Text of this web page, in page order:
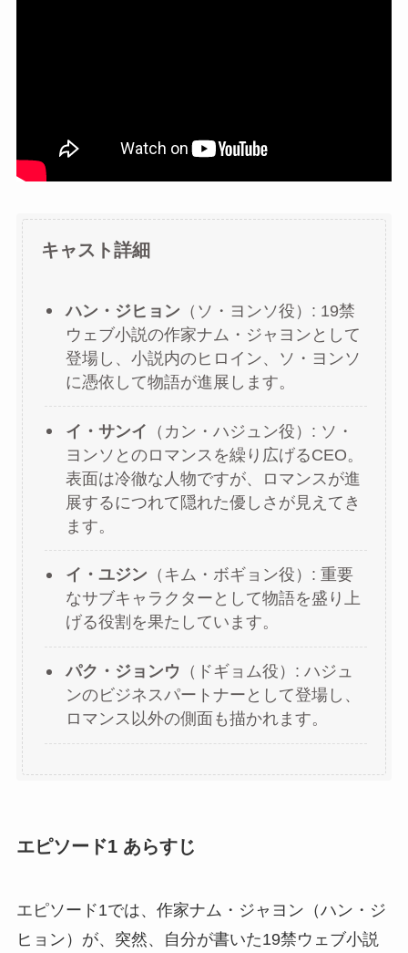
キャスト詳細
ハン・ジヒョン （ソ・ヨンソ役）: 19禁
ウェブ小説の作家ナム・ジャヨンとして
登場し、小説内のヒロイン、ソ・ヨンソ
に憑依して物語が進展します。
イ・サンイ （カン・ハジュン役）: ソ・
ヨンソとのロマンスを繰り広げるCEO。
表面は冷徹な人物ですが、ロマンスが進
展するにつれて隠れた優しさが見えてき
ます。
イ・ユジン （キム・ボギョン役）: 重要
なサブキャラクターとして物語を盛り上
げる役割を果たしています。
パク・ジョンウ （ドギョム役）: ハジュ
ンのビジネスパートナーとして登場し、
ロマンス以外の側面も描かれます。
エピソード1 あらすじ
エピソード1では、作家ナム・ジャヨン（ハン・ジ
ヒョン）が、突然、自分が書いた19禁ウェブ小説